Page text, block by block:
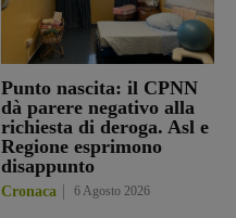
Punto nascita: il CPNN
dà parere negativo alla
richiesta di deroga. Asl e
Regione esprimono
disappunto
Cronaca 6 Agosto 2026